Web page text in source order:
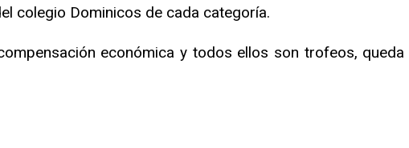
colegio Dominicos de cada categoría.
económica y todos ellos son trofeos, queda